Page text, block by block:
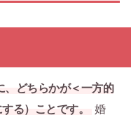
、どちらかが＜一方的
る）ことです。
婚